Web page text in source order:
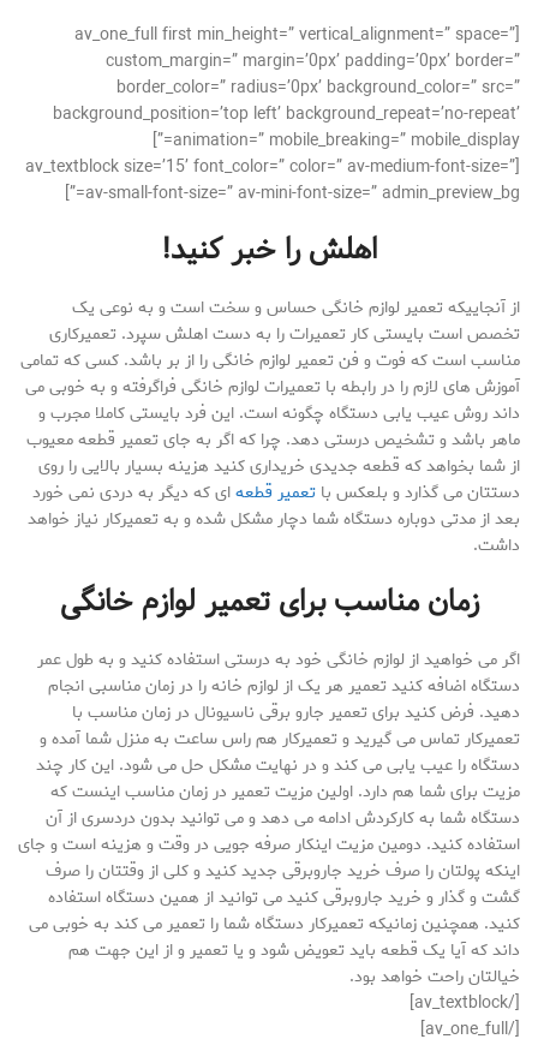
[av_one_full first min_height=” vertical_alignment=” space=”
custom_margin=” margin=’0px’ padding=’0px’ border=”
border_color=” radius=’0px’ background_color=” src=”
background_position=’top left’ background_repeat=’no-repeat’
animation=” mobile_breaking=” mobile_display=”]
[av_textblock size=’15’ font_color=” color=” av-medium-font-size=”
av-small-font-size=” av-mini-font-size=” admin_preview_bg=”]
اهلش را خبر کنید!
از آنجاییکه تعمیر لوازم خانگی حساس و سخت است و به نوعی یک
تخصص است بایستی کار تعمیرات را به دست اهلش سپرد. تعمیرکاری
مناسب است که فوت و فن تعمیر لوازم خانگی را از بر باشد. کسی که تمامی
آموزش های لازم را در رابطه با تعمیرات لوازم خانگی فراگرفته و به خوبی می
داند روش عیب یابی دستگاه چگونه است. این فرد بایستی کاملا مجرب و
ماهر باشد و تشخیص درستی دهد. چرا که اگر به جای تعمیر قطعه معیوب
از شما بخواهد که قطعه جدیدی خریداری کنید هزینه بسیار بالایی را روی
دستتان می گذارد و بلعکس با تعمیر قطعهای که دیگر به دردی نمی خورد
بعد از مدتی دوباره دستگاه شما دچار مشکل شده و به تعمیرکار نیاز خواهد
داشت.
زمان مناسب برای تعمیر لوازم خانگی
اگر می خواهید از لوازم خانگی خود به درستی استفاده کنید و به طول عمر
دستگاه اضافه کنید تعمیر هر یک از لوازم خانه را در زمان مناسبی انجام
دهید. فرض کنید برای تعمیر جارو برقی ناسیونال در زمان مناسب با
تعمیرکار تماس می گیرید و تعمیرکار هم راس ساعت به منزل شما آمده و
دستگاه را عیب یابی می کند و در نهایت مشکل حل می شود. این کار چند
مزیت برای شما هم دارد. اولین مزیت تعمیر در زمان مناسب اینست که
دستگاه شما به کارکردش ادامه می دهد و می توانید بدون دردسری از آن
استفاده کنید. دومین مزیت اینکار صرفه جویی در وقت و هزینه است و جای
اینکه پولتان را صرف خرید جاروبرقی جدید کنید و کلی از وقتتان را صرف
گشت و گذار و خرید جاروبرقی کنید می توانید از همین دستگاه استفاده
کنید. همچنین زمانیکه تعمیرکار دستگاه شما را تعمیر می کند به خوبی می
داند که آیا یک قطعه باید تعویض شود و یا تعمیر و از این جهت هم
خیالتان راحت خواهد بود.
[/av_textblock]
[/av_one_full]